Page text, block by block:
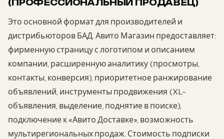
(ПРОФЕССИОНАЛЬНЫЙ ПРОДАВЕЦ)
Это основной формат для производителей и
дистрибьюторов БАД. Авито Магазин предоставляет:
фирменную страницу с логотипом и описанием
компании, расширенную аналитику (просмотры,
контакты, конверсия), приоритетное ранжирование
объявлений, инструменты продвижения (XL-
объявления, выделение, поднятие в поиске),
подключение к «Авито Доставке», возможность
мультирегиональных продаж. Стоимость подписки